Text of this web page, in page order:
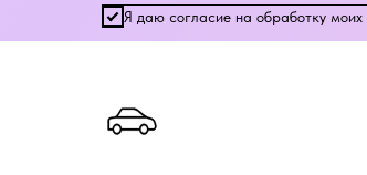
Я даю согласие на обработку моих